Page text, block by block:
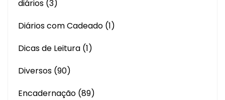
diários (3)
Diários com Cadeado (1)
Dicas de Leitura (1)
Diversos (90)
Encadernação (89)